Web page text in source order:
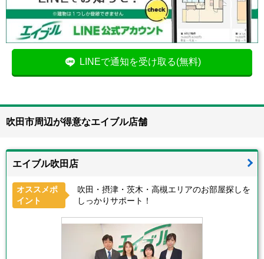
LINEで通知を受け取る(無料)
吹田市周辺が得意なエイブル店舗
エイブル吹田店
オススメポ
イント
吹田・摂津・茨木・高槻エリアのお部屋探しを
しっかりサポート！